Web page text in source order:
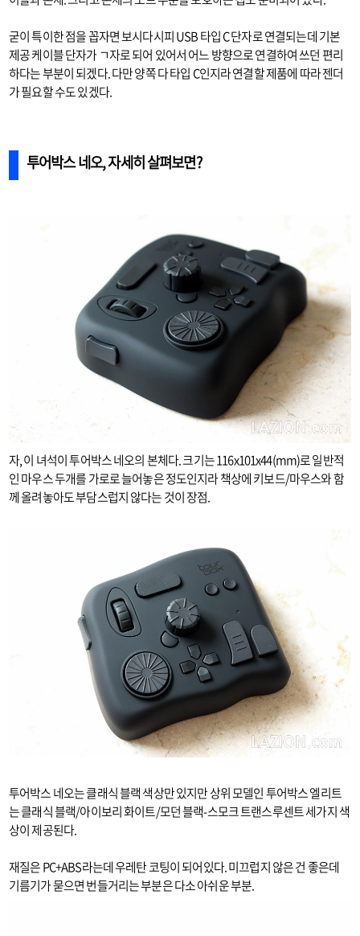
굳이 특이한 점을 꼽자면 보시다시피 USB 타입 C 단자로 연결되는데 기본
제공 케이블 단자가 ㄱ자로 되어 있어서 어느 방향으로 연결하여 쓰던 편리
하다는 부분이 되겠다. 다만 양쪽 다 타입 C인지라 연결할 제품에 따라 젠더
가 필요할 수도 있겠다.
투어박스 네오, 자세히 살펴보면?
자, 이 녀석이 투어박스 네오의 본체다. 크기는116x101x44(mm)로 일반적
인 마우스 두개를 가로로 늘어놓은 정도인지라 책상에 키보드/마우스와 함
께 올려놓아도 부담스럽지 않다는 것이 장점.
투어박스 네오는 클래식 블랙 색상만 있지만 상위 모델인 투어박스 엘리트
는 클래식 블랙/아이보리 화이트/모던 블랙-스모크 트랜스루센트 세가지 색
상이 제공된다.
재질은 PC+ABS라는데 우레탄 코팅이 되어있다. 미끄럽지 않은 건 좋은데
기름기가 묻으면 번들거리는 부분은 다소 아쉬운 부분.